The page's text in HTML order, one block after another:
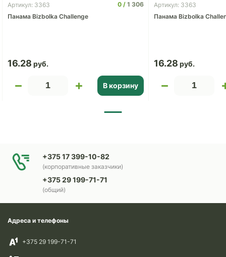
Артикул: 3363 0
1 306
Панама Bizbolka Challenge
16.28
В корзину
Артикул: 3363
Панама Bizbolka
16.28
+375 17 399-10-82
(корпоративные заказчики)
+375 29 199-71-71
(общий)
Адреса и телефоны
+375 29 199-71-71